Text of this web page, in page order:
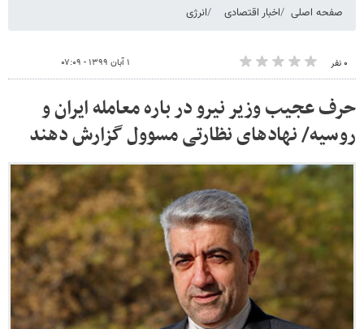
صفحه اصلی اخبار اقتصادی انرژی
۰ نفر ۱ آبان ۱۳۹۹ - ۰۷:۰۹
حرف عجیب وزیر نیرو در باره معامله ایران و
روسیه/ نهادهای نظارتی مسوول گزارش دهند